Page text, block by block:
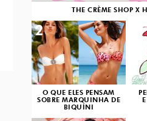
THE CRÈME SHOP X
O QUE ELES PENSAM
SOBRE MARQUINHA DE
BIQUÍNI
2 3